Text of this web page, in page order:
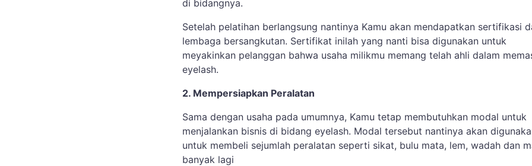
di bidangnya.
Setelah pelatihan berlangsung nantinya Kamu akan mendapatkan sertifikasi
lembaga bersangkutan. Sertifikat inilah yang nanti bisa digunakan untuk
meyakinkan pelanggan bahwa usaha milikmu memang telah ahli dalam
eyelash.
2. Mempersiapkan Peralatan
Sama dengan usaha pada umumnya, Kamu tetap membutuhkan modal untuk
menjalankan bisnis di bidang eyelash. Modal tersebut nantinya akan
untuk membeli sejumlah peralatan seperti sikat, bulu mata, lem, wadah dan
banyak lagi